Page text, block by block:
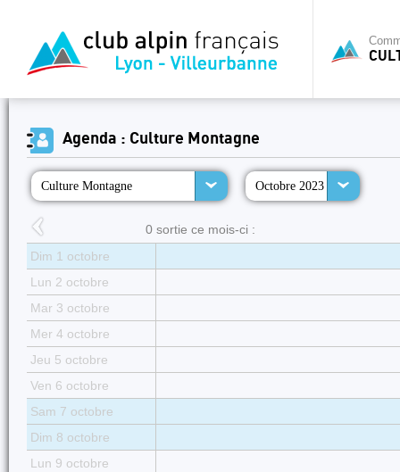
Agenda : Culture Montagne
Culture Montagne Octobre 2023
0 sortie ce mois-ci :
Dim 1 octobre
Lun 2 octobre
Mar 3 octobre
Mer 4 octobre
Jeu 5 octobre
Ven 6 octobre
Sam 7 octobre
Dim 8 octobre
Lun 9 octobre